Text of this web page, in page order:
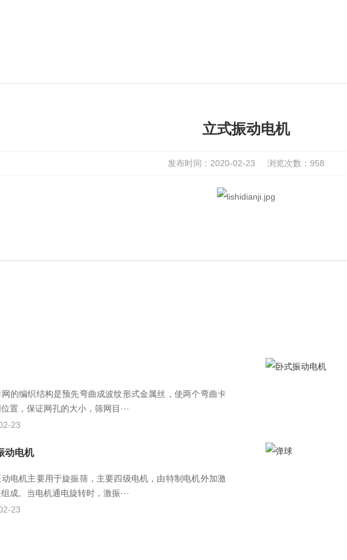
立式振动电机
发布时间：2020-02-23 浏览次数：958
的编织结构是预先弯曲成波纹形式金属丝，使两个弯曲卡
置，保证网孔的大小，筛网目···
23
动电机
动电机主要用于旋振筛，主要四级电机，由特制电机外加激
成。当电机通电旋转时，激振···
23